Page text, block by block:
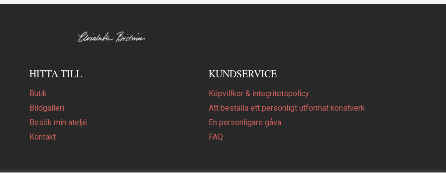
HITTA TILL
Butik
Bildgalleri
Besök min ateljé
Kontakt
KUNDSERVICE
Köpvillkor & integritetspolicy
Att beställa ett personligt utformat konstverk
En personligare gåva
FAQ